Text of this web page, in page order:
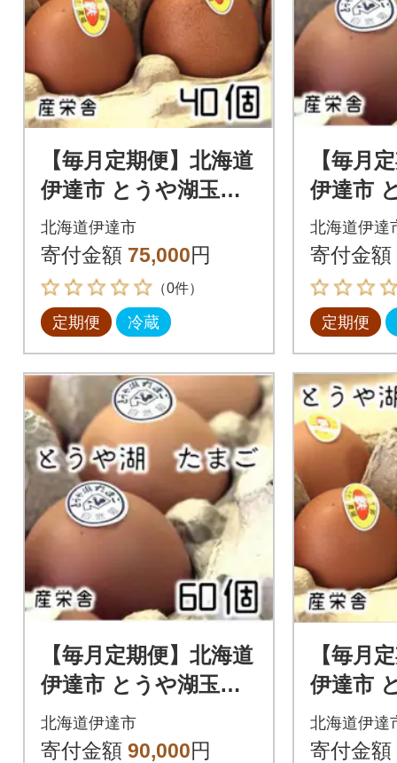
【毎月定期便】北海道
伊達市 とうや湖玉子
鉄 40個 入り全6回
北海道伊達市
寄付金額 75,000円
（0件）
定期便 冷蔵
【毎月
伊達市
60個入
北海道伊達
寄付金額
定期便
【毎月定期便】北海道
伊達市 とうや湖玉子
60個入り全6回
北海道伊達市
寄付金額 90,000円
【毎月
伊達市
鉄 60個
北海道伊達
寄付金額